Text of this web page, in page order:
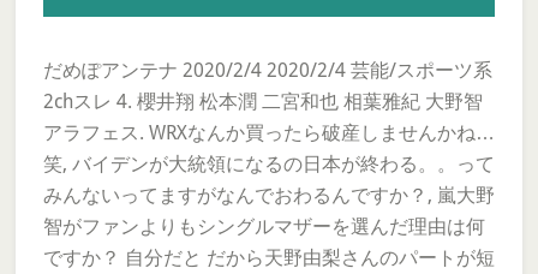
だめぽアンテナ 2020/2/4 2020/2/4 芸能/スポーツ系
2chスレ 4. 櫻井翔 松本潤 二宮和也 相葉雅紀 大野智
アラフェス. WRXなんか買ったら破産しませんかね…
笑, バイデンが大統領になるの日本が終わる。。って
みんないってますがなんでおわるんですか？, 嵐大野
智がファンよりもシングルマザーを選んだ理由は何
ですか？ 自分だと だから天野由梨さんのパートが短